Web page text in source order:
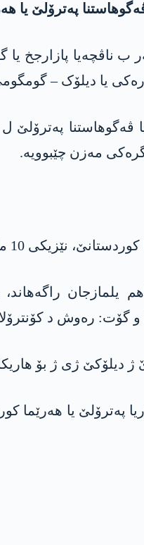
پەترۆلێ
پازارجخ یا
یا دیلۆک –
ڤەگوهاستنا په‌ترۆلێ
مەزن چێبوویە.
هەناردەیی بازارێن جیهانێ دهێته‌ كرن.
گۆت: رەوش د
دیلۆکێ ژی ژ بۆ
یه‌، ل سالا 2020ێ ژی